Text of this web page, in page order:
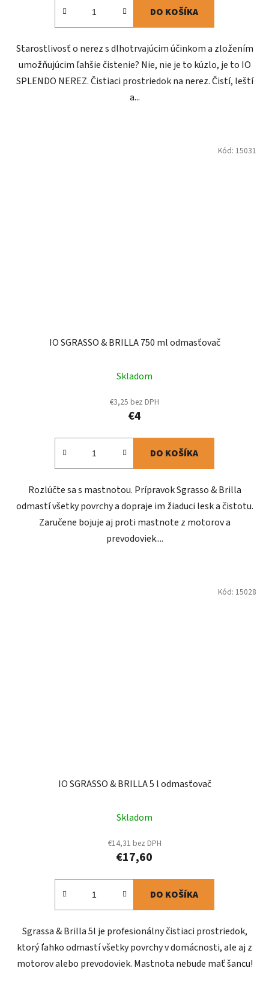
DO KOŠÍKA
Starostlivosť o nerez s dlhotrvajúcim účinkom a zložením
umožňujúcim ľahšie čistenie? Nie, nie je to kúzlo, je to IO
SPLENDO NEREZ. Čistiaci prostriedok na nerez. Čistí, leští
a...
IO SGRASSO & BRILLA 750 ml odmasťovač
Skladom
€3,25 bez DPH
€4
DO KOŠÍKA
Rozlúčte sa s mastnotou. Prípravok Sgrasso & Brilla
odmastí všetky povrchy a dopraje im žiaduci lesk a čistotu.
Zaručene bojuje aj proti mastnote z motorov a
prevodoviek....
Kód: 15031
IO SGRASSO & BRILLA 5 l odmasťovač
Skladom
€14,31 bez DPH
€17,60
DO KOŠÍKA
Sgrassa & Brilla 5l je profesionálny čistiaci prostriedok,
ktorý ľahko odmastí všetky povrchy v domácnosti, ale aj z
motorov alebo prevodoviek. Mastnota nebude mať šancu!
Kód: 15028